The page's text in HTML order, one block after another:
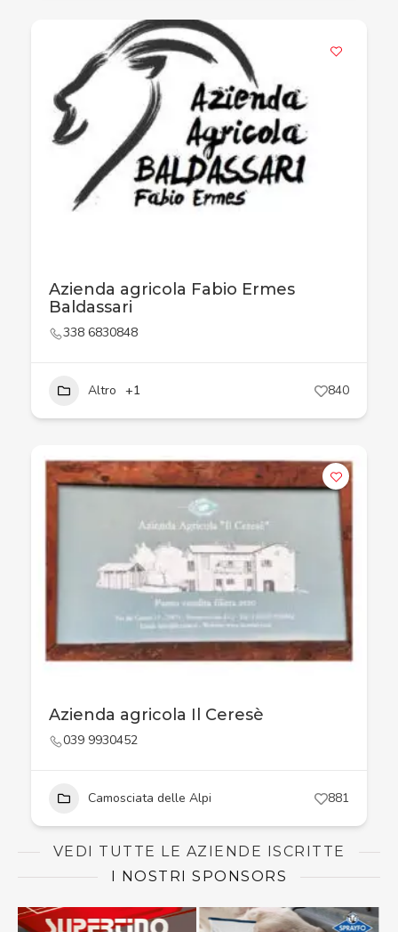
Azienda agricola Fabio Ermes
Baldassari
338 6830848
Altro +1 840
Azienda agricola Il Ceresè
039 9930452
Camosciata delle Alpi 881
VEDI TUTTE LE AZIENDE ISCRITTE
I NOSTRI SPONSORS